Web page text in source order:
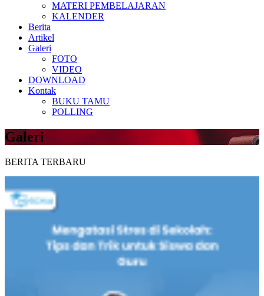
MATERI PEMBELAJARAN
KALENDER
Berita
Artikel
Galeri
FOTO
VIDEO
DOWNLOAD
Kontak
BUKU TAMU
POLLING
Galeri
BERITA TERBARU